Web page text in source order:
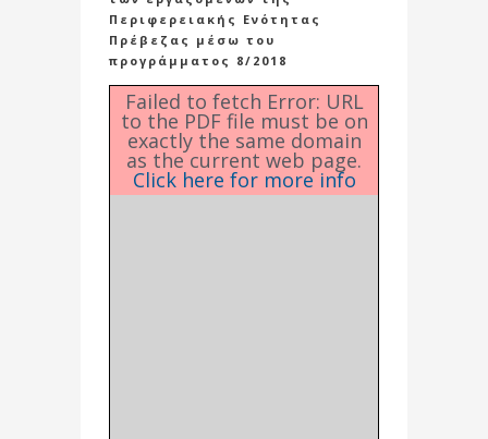
Περιφερειακής Ενότητας
Πρέβεζας μέσω του
προγράμματος 8/2018
Failed to fetch Error: URL
to the PDF file must be on
exactly the same domain
as the current web page.
Click here for more info